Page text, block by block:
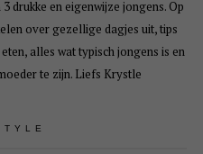
drukke en eigenwijze jongens. Op
over gezellige dagjes uit, tips
alles wat typisch jongens is en
te zijn. Liefs Krystle